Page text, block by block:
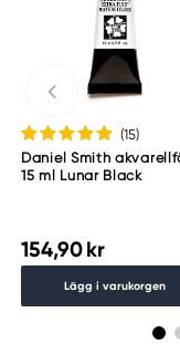
61930 Trosa,
info@colart.se
(15)
Daniel Smith
15 ml Lunar Black
154,90 kr
Lägg i varukorgen